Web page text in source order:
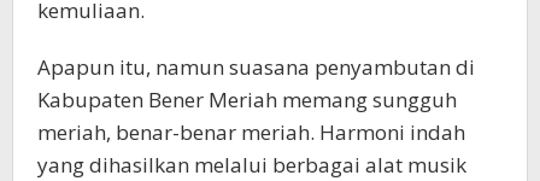
kemuliaan.
Apapun itu, namun suasana penyambutan di
Kabupaten Bener Meriah memang sungguh
meriah, benar-benar meriah. Harmoni indah
yang dihasilkan melalui berbagai alat musik